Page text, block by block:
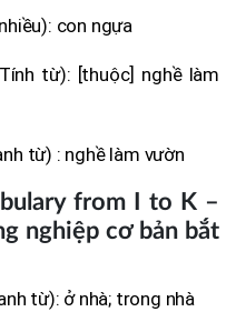
con ngựa
từ): [thuộc] nghề làm
từ) : nghề làm vườn
from I to K –
nghiệp cơ bản bắt
từ): ở nhà; trong nhà